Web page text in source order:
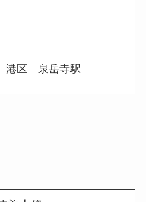
区 泉岳寺駅